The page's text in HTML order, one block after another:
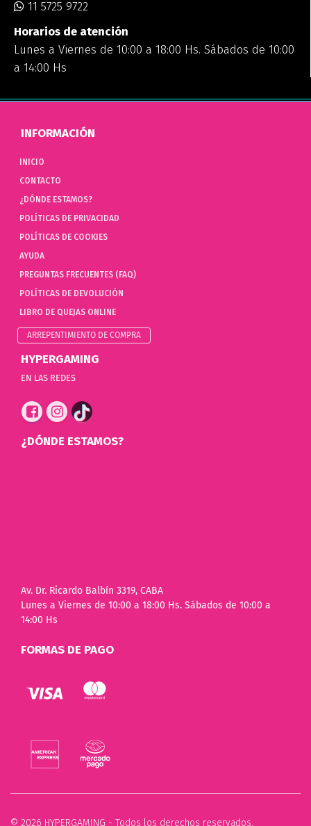
11 5725 9722
Horarios de atención
Lunes a Viernes de 10:00 a 18:00 Hs. Sábados de 10:00
a 14:00 Hs
INFORMACIÓN
INICIO
CONTACTO
¿DÓNDE ESTAMOS?
POLÍTICAS DE PRIVACIDAD
POLÍTICAS DE COOKIES
AYUDA
PREGUNTAS FRECUENTES (FAQ)
POLÍTICAS DE DEVOLUCIÓN
LIBRO DE QUEJAS ONLINE
ARREPENTIMIENTO DE COMPRA
HYPERGAMING
EN LAS REDES
¿DÓNDE ESTAMOS?
Av. Dr. Ricardo Balbín 3319, CABA
Lunes a Viernes de 10:00 a 18:00 Hs. Sábados de 10:00 a
14:00 Hs
FORMAS DE PAGO
© 2026 HYPERGAMING - Todos los derechos reservados.